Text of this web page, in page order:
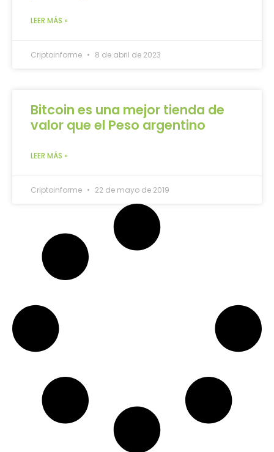
LEER MÁS »
Criptoinforme 8 de abril de 2023
Bitcoin es una mejor tienda de
valor que el Peso argentino
LEER MÁS »
Criptoinforme 22 de mayo de 2019